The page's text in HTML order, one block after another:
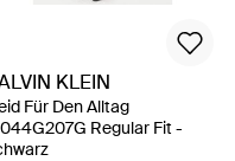
KLEIN
Für Den Alltag
Regular Fit -